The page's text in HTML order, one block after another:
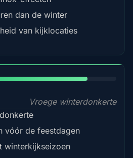
dan de winter
van kijklocaties
Vroege winterdonkerte
vóór de feestdagen
winterkijkseizoen